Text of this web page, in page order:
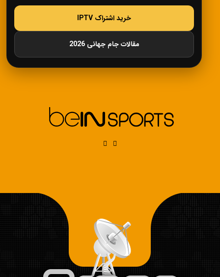
خرید اشتراک IPTV
مقالات جام جهانی 2026